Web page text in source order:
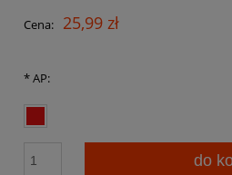
Cena: 25,99 zł
*AP:
do